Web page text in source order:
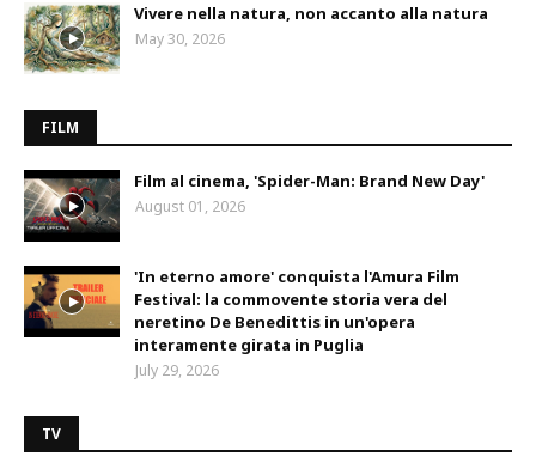
Vivere nella natura, non accanto alla natura
May 30, 2026
FILM
Film al cinema, 'Spider-Man: Brand New Day'
August 01, 2026
'In eterno amore' conquista l'Amura Film
Festival: la commovente storia vera del
neretino De Benedittis in un'opera
interamente girata in Puglia
July 29, 2026
TV